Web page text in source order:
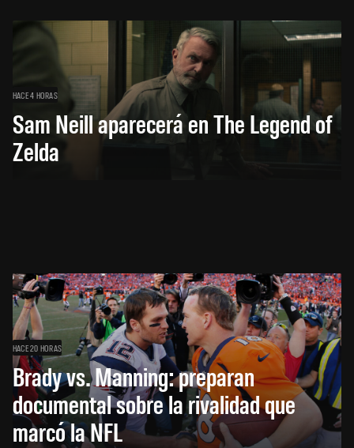
HACE 4 HORAS
Sam Neill aparecerá en The Legend of
Zelda
HACE 20 HORAS
Brady vs. Manning: preparan
documental sobre la rivalidad que
marcó la NFL